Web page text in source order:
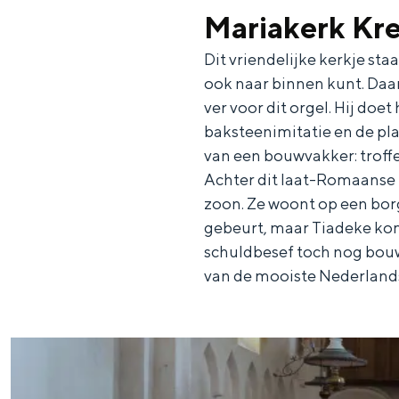
Mariakerk
Dit vriendelijke kerkje
ook naar binnen kunt.
ver voor dit orgel. Hij doet
baksteenimitatie en de
van een bouwvakker:
Achter dit laat-Romaanse
zoon. Ze woont op een
gebeurt, maar Tiadeke
schuldbesef toch nog
van de mooiste